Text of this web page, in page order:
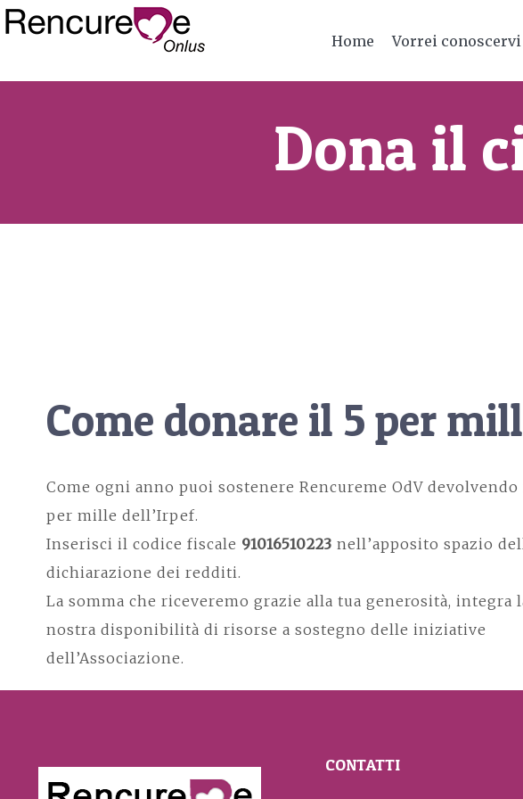
Home Vorrei conoscervi
Dona il
Come donare il 5 per
Come ogni anno puoi sostenere Rencureme OdV devolvendo
per mille dell’Irpef.
Inserisci il codice fiscale 91016510223 nell’apposito spazio
dichiarazione dei redditi.
La somma che riceveremo grazie alla tua generosità, integra
nostra disponibilità di risorse a sostegno delle iniziative
dell’Associazione.
CONTATTI